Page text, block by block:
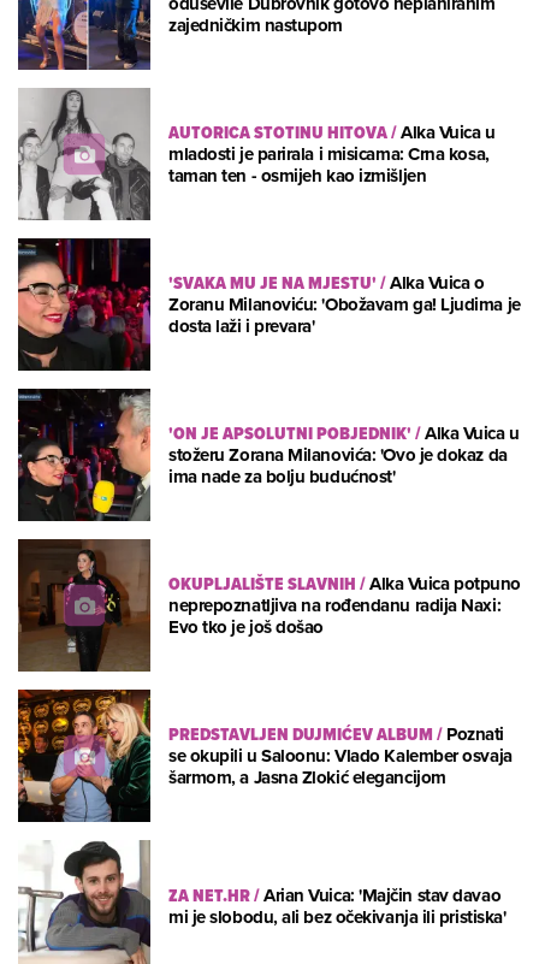
zajedničkim nastupom
AUTORICA STOTINU HITOVA/Alka Vuica u
mladosti je parirala i misicama: Crna kosa,
taman ten - osmijeh kao izmišljen
'SVAKA MU JE NA MJESTU'/Alka Vuica o
Zoranu Milanoviću: 'Obožavam ga! Ljudima je
dosta laži i prevara'
'ON JE APSOLUTNI POBJEDNIK'/Alka Vuica u
stožeru Zorana Milanovića: 'Ovo je dokaz da
ima nade za bolju budućnost'
OKUPLJALIŠTE SLAVNIH/Alka Vuica potpuno
neprepoznatljiva na rođendanu radija Naxi:
Evo tko je još došao
PREDSTAVLJEN DUJMIĆEV ALBUM/Poznati
se okupili u Saloonu: Vlado Kalember osvaja
šarmom, a Jasna Zlokić elegancijom
ZA NET.HR/Arian Vuica: 'Majčin stav davao
mi je slobodu, ali bez očekivanja ili pristiska'